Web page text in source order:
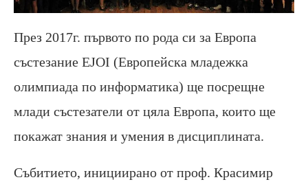
През 2017г. първото по рода си за Европа
състезание EJOI (Европейска младежка
олимпиада по информатика) ще посрещне
млади състезатели от цяла Европа, които ще
покажат знания и умения в дисциплината.
Събитието, инициирано от проф. Красимир